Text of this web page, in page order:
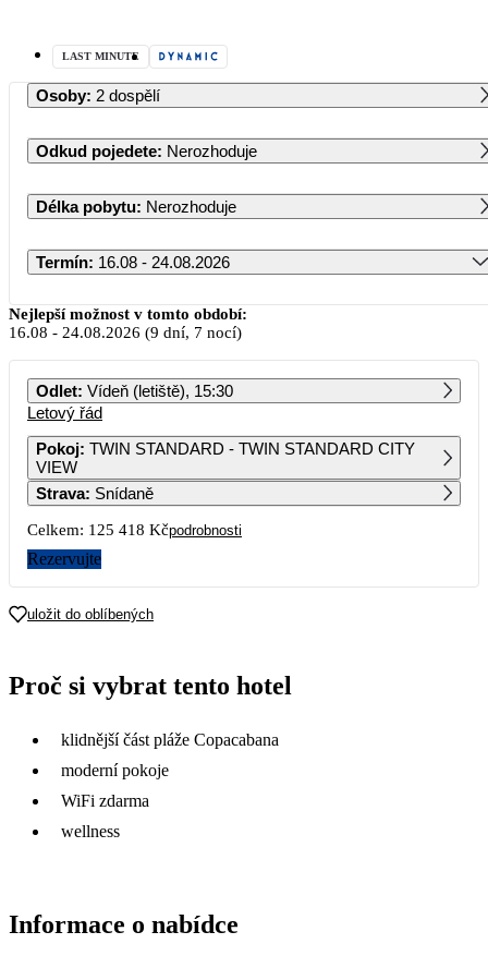
LAST MINUTE
Osoby: 2 dospělí
Odkud pojedete: Nerozhoduje
Délka pobytu: Nerozhoduje
Termín: 16.08 - 24.08.2026
Srpen 2026
PO ÚT ST ČT PÁ SO NE
3 4 5 6 7 8 9
10 11 12
17
52 759
18
50 809
19 20 21 22 23
Nejlepší možnost v tomto období:
16.08 - 24.08.2026 (9 dní, 7 nocí)
Odlet: Vídeň (letiště), 15:30
Letový řád
Pokoj: TWIN STANDARD - TWIN STANDARD CITY
VIEW
Strava: Snídaně
Celkem: 125 418 Kčpodrobnosti
Rezervujte
uložit do oblíbených
Proč si vybrat tento hotel
klidnější část pláže Copacabana
moderní pokoje
WiFi zdarma
wellness
Informace o nabídce